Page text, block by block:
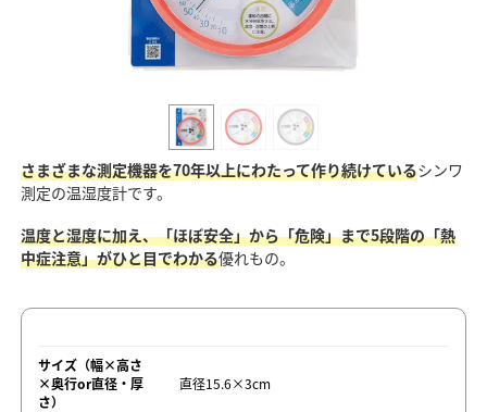
さまざまな測定機器を70年以上にわたって作り続けているシンワ
測定の温湿度計です。
温度と湿度に加え、「ほぼ安全」から「危険」まで5段階の「熱
中症注意」がひと目でわかる優れもの。
サイズ（幅×高さ
×奥行or直径・厚
さ）
直径15.6×3cm